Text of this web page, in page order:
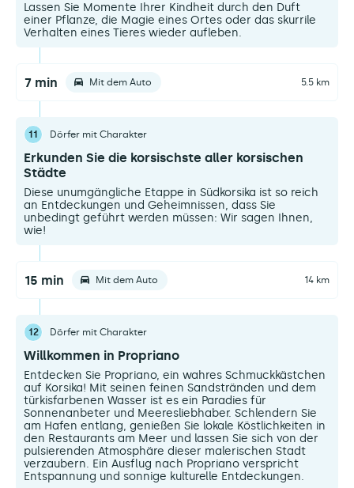
Lassen Sie Momente Ihrer Kindheit durch den Duft
einer Pflanze, die Magie eines Ortes oder das skurrile
Verhalten eines Tieres wieder aufleben.
7 min Mit dem Auto 5.5 km
11 Dörfer mit Charakter
Erkunden Sie die korsischste aller korsischen
Städte
Diese unumgängliche Etappe in Südkorsika ist so reich
an Entdeckungen und Geheimnissen, dass Sie
unbedingt geführt werden müssen: Wir sagen Ihnen,
wie!
15 min Mit dem Auto 14 km
12 Dörfer mit Charakter
Willkommen in Propriano
Entdecken Sie Propriano, ein wahres Schmuckkästchen
auf Korsika! Mit seinen feinen Sandstränden und dem
türkisfarbenen Wasser ist es ein Paradies für
Sonnenanbeter und Meeresliebhaber. Schlendern Sie
am Hafen entlang, genießen Sie lokale Köstlichkeiten in
den Restaurants am Meer und lassen Sie sich von der
pulsierenden Atmosphäre dieser malerischen Stadt
verzaubern. Ein Ausflug nach Propriano verspricht
Entspannung und sonnige kulturelle Entdeckungen.